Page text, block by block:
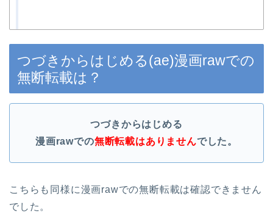
つづきからはじめる(ae)漫画rawでの
無断転載は？
つづきからはじめる
漫画rawでの無断転載はありませんでした。
こちらも同様に漫画rawでの無断転載は確認できません
でした。